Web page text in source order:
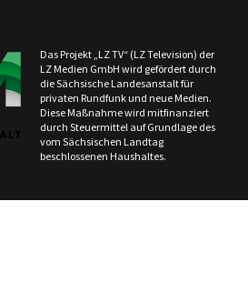
Das Projekt „LZ TV“ (LZ Television) der
LZ Medien GmbH wird gefördert durch
die Sächsische Landesanstalt für
privaten Rundfunk und neue Medien.
Diese Maßnahme wird mitfinanziert
durch Steuermittel auf Grundlage des
vom Sächsischen Landtag
beschlossenen Haushaltes.